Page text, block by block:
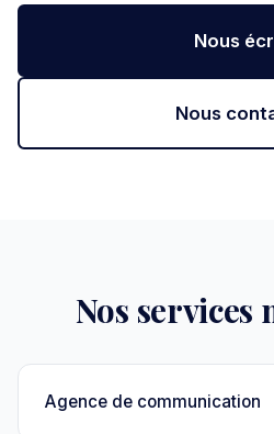
Nous
Nous
Nos
Agence de communication